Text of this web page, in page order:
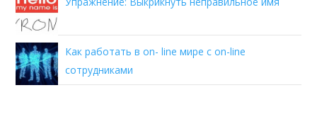
Как работать в on- line мире с on-line
сотрудниками